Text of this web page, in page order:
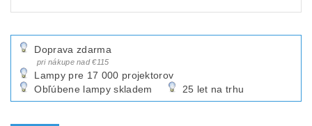
Doprava zdarma
pri nákupe nad €115
Lampy pre 17 000 projektorov
Obľúbene lampy skladem
25 let na trhu